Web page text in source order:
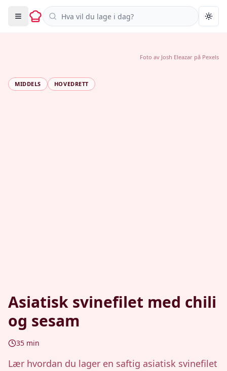
Søk i oppskrifter
MIDDELS HOVEDRETT
Asiatisk svinefilet med chili
og sesam
35 min
Lær hvordan du lager en saftig asiatisk svinefilet
Foto av Josh Eleazar på Pexels